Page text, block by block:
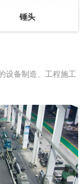
锤头
设备制造、工程施工